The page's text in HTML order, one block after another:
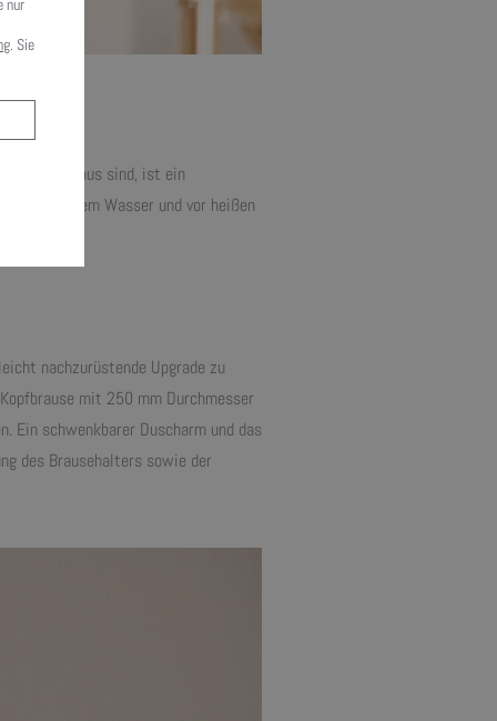
im Haus sind, ist ein
zu kaltem Wasser und vor heißen
nachzurüstende Upgrade zu
mit 250 mm Durchmesser
Ein schwenkbarer Duscharm und das
des Brausehalters sowie der
nur
. Sie